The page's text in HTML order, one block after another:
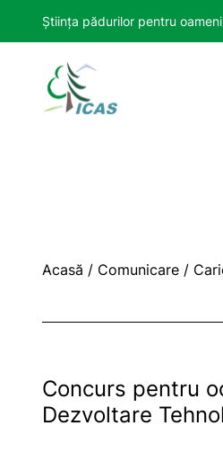
Știința pădurilor pentru
Acasă / Comunicare /
Concurs pentru
Dezvoltare